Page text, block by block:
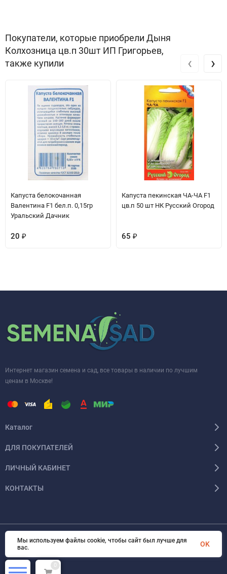
Покупатели, которые приобрели Дыня
Колхозница цв.п 30шт ИП Григорьев,
также купили
Капуста белокочанная
Валентина F1 бел.п. 0,15гр
Уральский Дачник
20 ₽
Капуста пекинская ЧА-ЧА F1
цв.п 50 шт НК Русский Огород
65 ₽
‹ ›
Интернет магазин семена и сад, все товары в наличии по лучшим
ценам в Москве!
Каталог
ДЛЯ ПОКУПАТЕЛЕЙ
ЛИЧНЫЙ КАБИНЕТ
КОНТАКТЫ
© 2026 InSale. Все права защищены
0
Мы используем файлы cookie, чтобы сайт был лучше для
вас.
OK